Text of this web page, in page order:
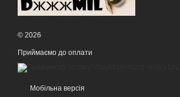
© 2026
Приймаємо до оплати
Мобільна версія